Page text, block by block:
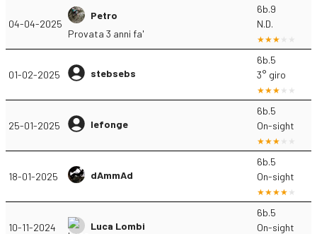
04-04-2025
Petro
Provata 3 anni fa'
6b.9
N.D.
01-02-2025 stebsebs
6b.5
3° giro
25-01-2025 lefonge
6b.5
On-sight
18-01-2025 dAmmAd
6b.5
On-sight
10-11-2024 Luca Lombi
6b.5
On-sight